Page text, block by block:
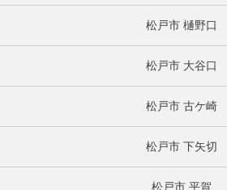
松戸市 樋野口
松戸市 大谷口
松戸市 古ケ崎
松戸市 下矢切
松戸市 平賀